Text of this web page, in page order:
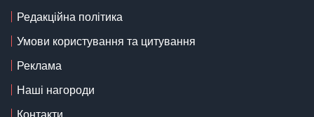
Редакційна політика
Умови користування та цитування
Реклама
Наші нагороди